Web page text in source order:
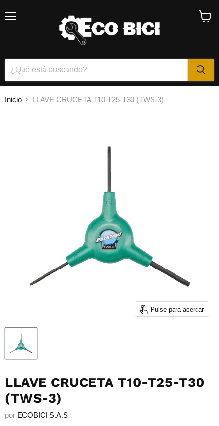
Inicio LLAVE CRUCETA T10-T25-T30 (TWS-3)
Pulse para acercar
LLAVE CRUCETA T10-T25-T30
(TWS-3)
por ECOBICI S.A.S